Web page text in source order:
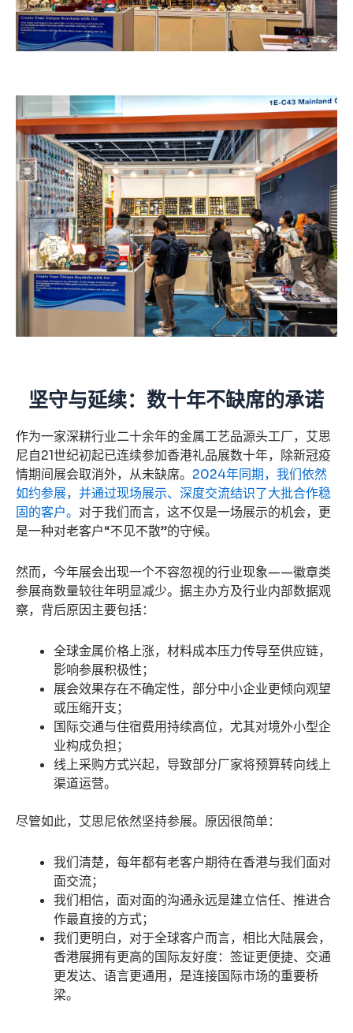
坚守与延续：数十年不缺席的承诺
作为一家深耕行业二十余年的金属工艺品源头工厂，艾思
尼自21世纪初起已连续参加香港礼品展数十年，除新冠疫
情期间展会取消外，从未缺席。 2024年同期，我们依然
如约参展，并通过现场展示、深度交流结识了大批合作稳
固的客户。 对于我们而言，这不仅是一场展示的机会，更
是一种对老客户“不见不散”的守候。
然而，今年展会出现一个不容忽视的行业现象——徽章类
参展商数量较往年明显减少。据主办方及行业内部数据观
察，背后原因主要包括：
全球金属价格上涨，材料成本压力传导至供应链，
影响参展积极性；
展会效果存在不确定性，部分中小企业更倾向观望
或压缩开支；
国际交通与住宿费用持续高位，尤其对境外小型企
业构成负担；
线上采购方式兴起，导致部分厂家将预算转向线上
渠道运营。
尽管如此，艾思尼依然坚持参展。原因很简单：
我们清楚，每年都有老客户期待在香港与我们面对
面交流；
我们相信，面对面的沟通永远是建立信任、推进合
作最直接的方式；
我们更明白，对于全球客户而言，相比大陆展会，
香港展拥有更高的国际友好度：签证更便捷、交通
更发达、语言更通用，是连接国际市场的重要桥
梁。